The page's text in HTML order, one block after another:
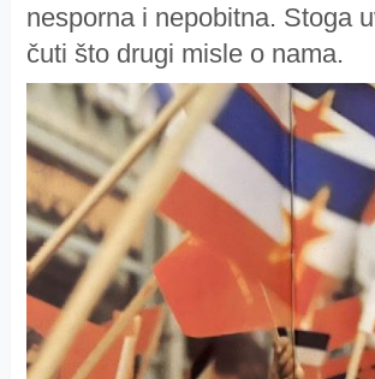
nesporna i nepobitna. Stoga
čuti što drugi misle o nama.